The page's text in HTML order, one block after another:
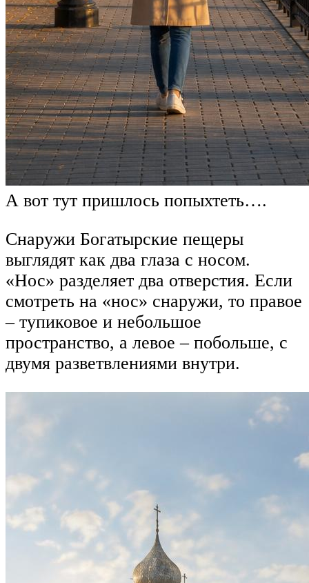
А вот тут пришлось попыхтеть….
Снаружи Богатырские пещеры
выглядят как два глаза с носом.
«Нос» разделяет два отверстия. Если
смотреть на «нос» снаружи, то правое
– тупиковое и небольшое
пространство, а левое – побольше, с
двумя разветвлениями внутри.